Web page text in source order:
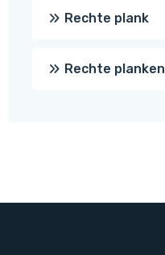
Rechte plank
Rechte planken